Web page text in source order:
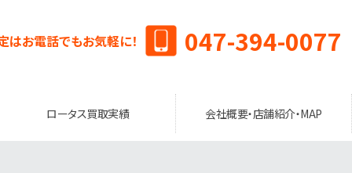
はお電話でもお気軽に！ 047-394-0077
ロータス買取実績 会社概要・店舗紹介・MAP